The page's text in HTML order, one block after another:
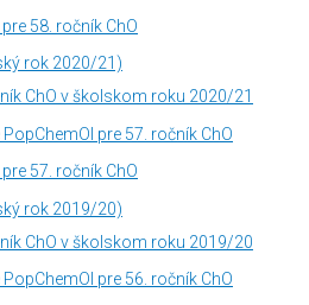
58. ročník ChO
rok 2020/21)
ChO v školskom roku 2020/21
pre 57. ročník ChO
57. ročník ChO
rok 2019/20)
ChO v školskom roku 2019/20
pre 56. ročník ChO